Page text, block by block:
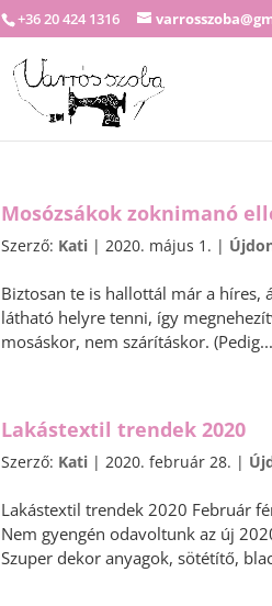
+36 20 424 1316
Mosózsákok zoknimanó
Szerző: Kati |2020. május 1. |
Biztosan te is hallottál már a
látható helyre tenni, így
mosáskor, nem szárításkor. (Pedig...
Lakástextil trendek 2020
Szerző: Kati |2020. február 28. |
Lakástextil trendek 2020 Február
Nem gyengén odavoltunk az új
Szuper dekor anyagok, sötétítő,